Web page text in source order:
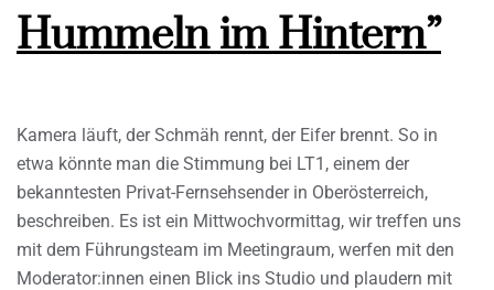
Hummeln im Hintern”
Kamera läuft, der Schmäh rennt, der Eifer brennt. So in
etwa könnte man die Stimmung bei LT1, einem der
bekanntesten Privat-Fernsehsender in Oberösterreich,
beschreiben. Es ist ein Mittwochvormittag, wir treffen uns
mit dem Führungsteam im Meetingraum, werfen mit den
Moderator:innen einen Blick ins Studio und plaudern mit